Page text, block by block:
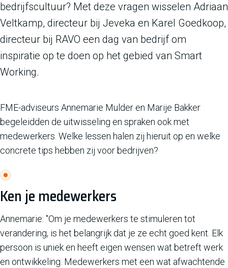
bedrijfscultuur? Met deze vragen wisselen Adriaan
Veltkamp, directeur bij Jeveka en Karel Goedkoop,
directeur bij RAVO een dag van bedrijf om
inspiratie op te doen op het gebied van Smart
Working.
FME-adviseurs Annemarie Mulder en Marije Bakker
begeleidden de uitwisseling en spraken ook met
medewerkers. Welke lessen halen zij hieruit op en welke
concrete tips hebben zij voor bedrijven?
Ken je medewerkers
Annemarie: "Om je medewerkers te stimuleren tot
verandering, is het belangrijk dat je ze echt goed kent. Elk
persoon is uniek en heeft eigen wensen wat betreft werk
en ontwikkeling. Medewerkers met een wat afwachtende